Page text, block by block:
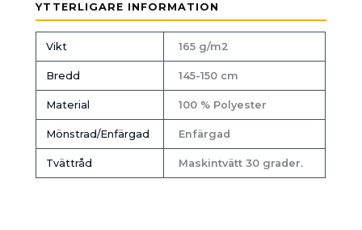
YTTERLIGARE INFORMATION
Vikt 165 g/m2
Bredd 145-150 cm
Material 100 % Polyester
Mönstrad/Enfärgad Enfärgad
Tvättråd Maskintvätt 30 grader.